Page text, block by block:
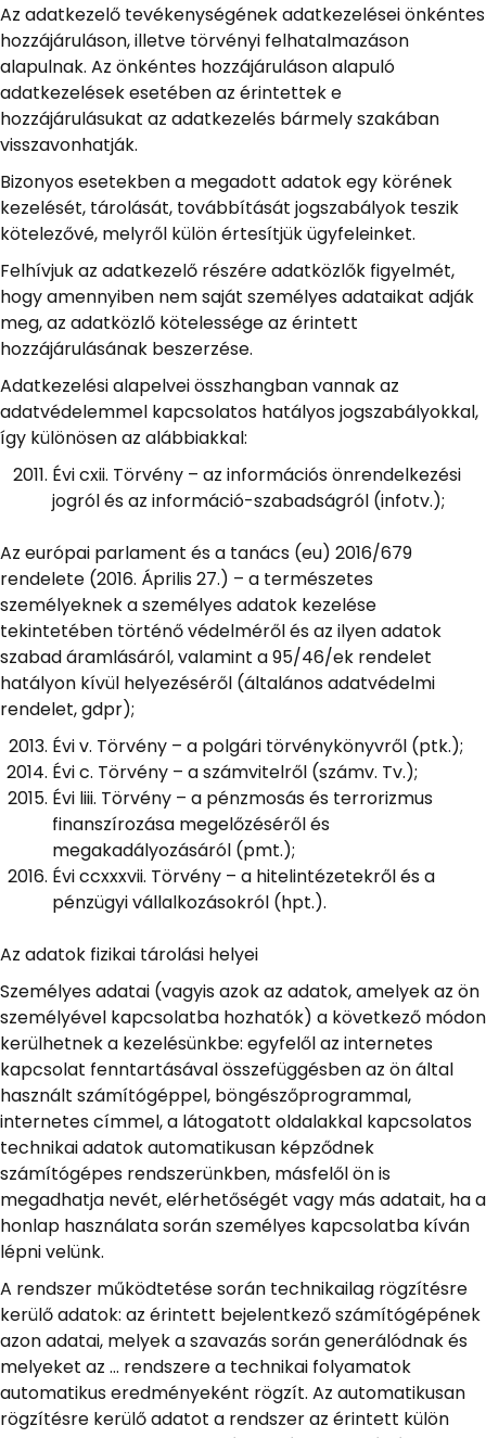
Az adatkezelő tevékenységének adatkezelései önkéntes
hozzájáruláson, illetve törvényi felhatalmazáson
alapulnak. Az önkéntes hozzájáruláson alapuló
adatkezelések esetében az érintettek e
hozzájárulásukat az adatkezelés bármely szakában
visszavonhatják.
Bizonyos esetekben a megadott adatok egy körének
kezelését, tárolását, továbbítását jogszabályok teszik
kötelezővé, melyről külön értesítjük ügyfeleinket.
Felhívjuk az adatkezelő részére adatközlők figyelmét,
hogy amennyiben nem saját személyes adataikat adják
meg, az adatközlő kötelessége az érintett
hozzájárulásának beszerzése.
Adatkezelési alapelvei összhangban vannak az
adatvédelemmel kapcsolatos hatályos jogszabályokkal,
így különösen az alábbiakkal:
Évi cxii. Törvény – az információs önrendelkezési
jogról és az információ-szabadságról (infotv.);
Az európai parlament és a tanács (eu) 2016/679
rendelete (2016. Április 27.) – a természetes
személyeknek a személyes adatok kezelése
tekintetében történő védelméről és az ilyen adatok
szabad áramlásáról, valamint a 95/46/ek rendelet
hatályon kívül helyezéséről (általános adatvédelmi
rendelet, gdpr);
Évi v. Törvény – a polgári törvénykönyvről (ptk.);
Évi c. Törvény – a számvitelről (számv. Tv.);
Évi liii. Törvény – a pénzmosás és terrorizmus
finanszírozása megelőzéséről és
megakadályozásáról (pmt.);
Évi ccxxxvii. Törvény – a hitelintézetekről és a
pénzügyi vállalkozásokról (hpt.).
Az adatok fizikai tárolási helyei
Személyes adatai (vagyis azok az adatok, amelyek az ön
személyével kapcsolatba hozhatók) a következő módon
kerülhetnek a kezelésünkbe: egyfelől az internetes
kapcsolat fenntartásával összefüggésben az ön által
használt számítógéppel, böngészőprogrammal,
internetes címmel, a látogatott oldalakkal kapcsolatos
technikai adatok automatikusan képződnek
számítógépes rendszerünkben, másfelől ön is
megadhatja nevét, elérhetőségét vagy más adatait, ha a
honlap használata során személyes kapcsolatba kíván
lépni velünk.
A rendszer működtetése során technikailag rögzítésre
kerülő adatok: az érintett bejelentkező számítógépének
azon adatai, melyek a szavazás során generálódnak és
melyeket az … rendszere a technikai folyamatok
automatikus eredményeként rögzít. Az automatikusan
rögzítésre kerülő adatot a rendszer az érintett külön